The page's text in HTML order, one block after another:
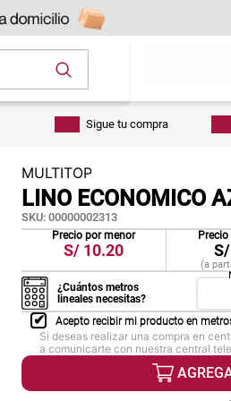
Sigue tu compra
MULTITOP
LINO ECONOMICO
SKU: 00000002313
Precio por menor
S/ 10.20 S/
(a
¿Cuántos metros
lineales necesitas?
Acepto recibir mi producto en
Si deseas realizar una compra en
a comunicarte con nuestra central